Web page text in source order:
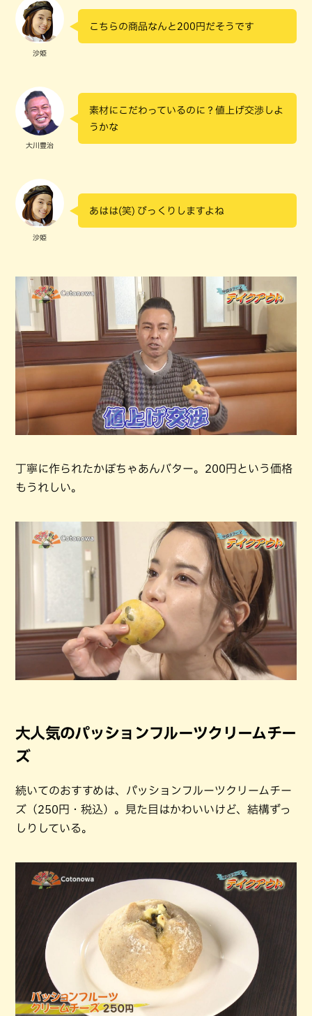
沙姫
こちらの商品なんと200円だそうです
大川豊治
素材にこだわっているのに？値上げ交渉しよ
うかな
沙姫
あはは(笑) びっくりしますよね
丁寧に作られたかぼちゃあんバター。200円という価格
もうれしい。
大人気のパッションフルーツクリームチー
ズ
続いてのおすすめは、パッションフルーツクリームチー
ズ（250円・税込）。見た目はかわいいけど、結構ずっ
しりしている。